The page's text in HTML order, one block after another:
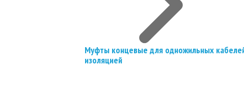
Муфты концевые для одножильных
изоляцией